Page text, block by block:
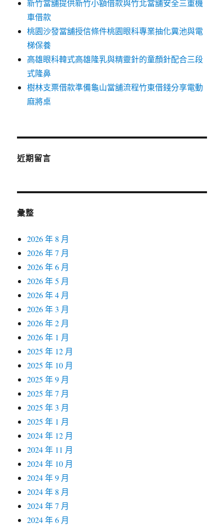
新竹當舖提供新竹小額借款與竹北當舖安全三重機
車借款
桃園沙發當舖授信條件桃園眼科專業抽化糞池與電
梯保養
高雄眼科韓式高雄隆乳與精靈針的童顏針配合三段
式隆鼻
樹林支票借款準備龜山當舖流程竹東借錢分享電動
麻將桌
近期留言
彙整
2026 年 8 月
2026 年 7 月
2026 年 6 月
2026 年 5 月
2026 年 4 月
2026 年 3 月
2026 年 2 月
2026 年 1 月
2025 年 12 月
2025 年 10 月
2025 年 9 月
2025 年 7 月
2025 年 3 月
2025 年 1 月
2024 年 12 月
2024 年 11 月
2024 年 10 月
2024 年 9 月
2024 年 8 月
2024 年 7 月
2024 年 6 月